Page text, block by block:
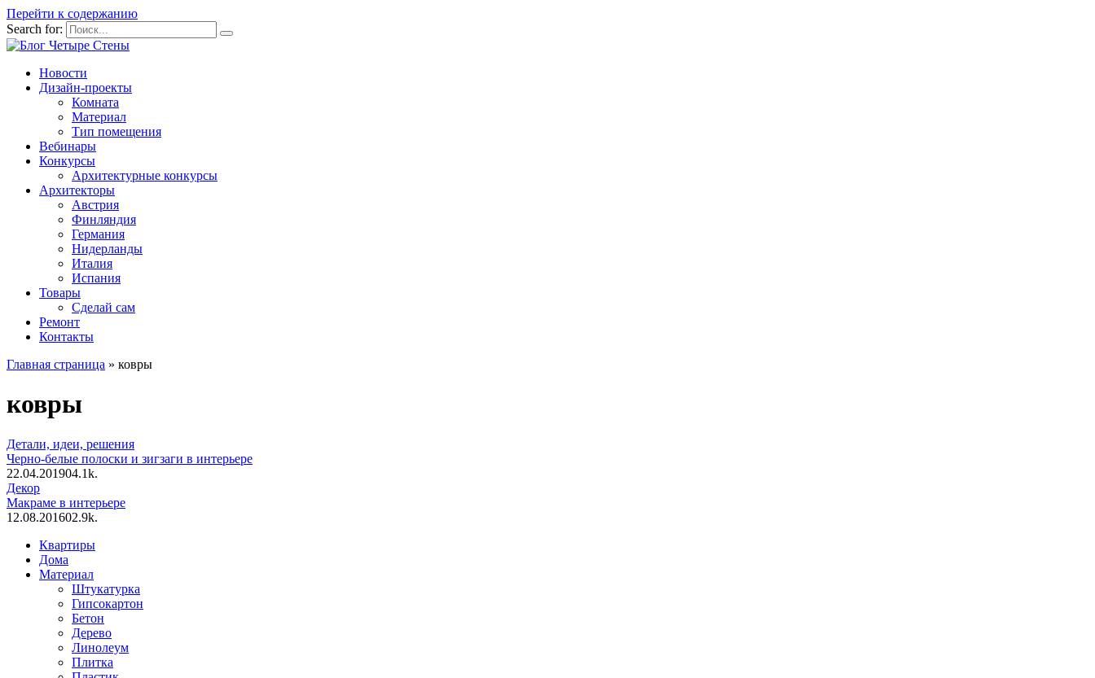
Перейти к содержанию
Search for:
Новости
Дизайн-проекты
Комната
Материал
Тип помещения
Вебинары
Конкурсы
Архитектурные конкурсы
Архитекторы
Австрия
Финляндия
Германия
Нидерланды
Италия
Испания
Товары
Сделай сам
Ремонт
Контакты
Главная страница » ковры
ковры
Детали, идеи, решения
Черно-белые полоски и зигзаги в интерьере
22.04.201904.1k.
Декор
Макраме в интерьере
12.08.201602.9k.
Квартиры
Дома
Материал
Штукатурка
Гипсокартон
Бетон
Дерево
Линолеум
Плитка